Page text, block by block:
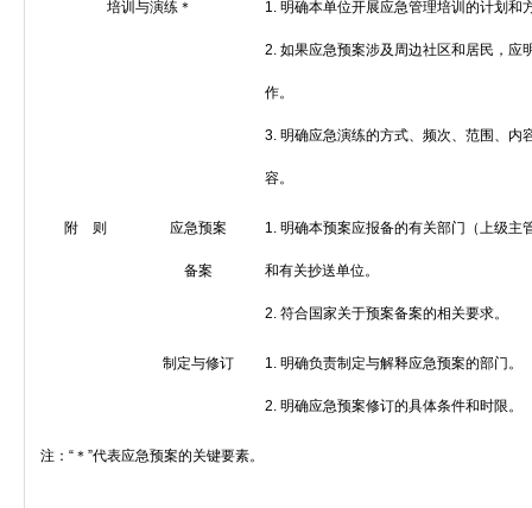
培训与演练＊ 1. 明确本单位开展应急管理培训的计划和
2. 如果应急预案涉及周边社区和居民，应
作。
3. 明确应急演练的方式、频次、范围、内
容。
附 则 应急预案
备案
1. 明确本预案应报备的有关部门（上级主
和有关抄送单位。
2. 符合国家关于预案备案的相关要求。
制定与修订 1. 明确负责制定与解释应急预案的部门。
2. 明确应急预案修订的具体条件和时限。
注： “ ＊ ”代表应急预案的关键要素。